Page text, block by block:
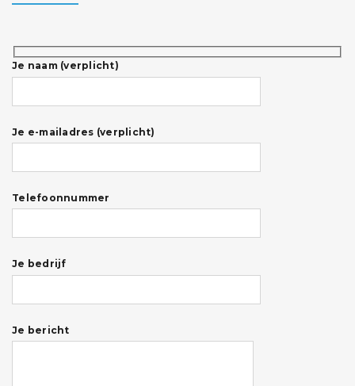
Je naam (verplicht)
Je e-mailadres (verplicht)
Telefoonnummer
Je bedrijf
Je bericht